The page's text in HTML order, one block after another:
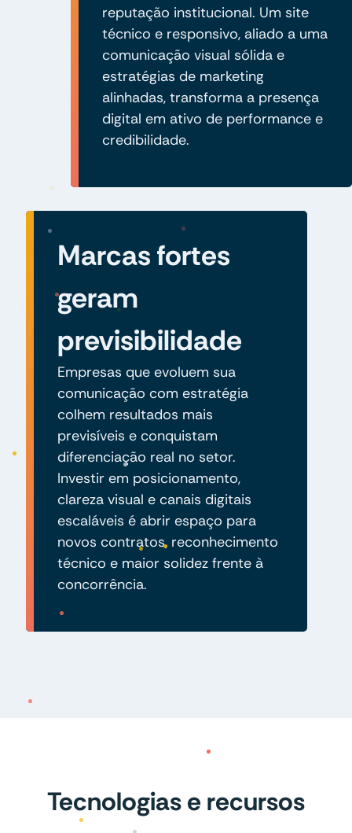
reputação institucional. Um site
técnico e responsivo, aliado a uma
comunicação visual sólida e
estratégias de marketing
alinhadas, transforma a presença
digital em ativo de performance e
credibilidade.
Marcas fortes
geram
previsibilidade
Empresas que evoluem sua
comunicação com estratégia
colhem resultados mais
previsíveis e conquistam
diferenciação real no setor.
Investir em posicionamento,
clareza visual e canais digitais
escaláveis é abrir espaço para
novos contratos, reconhecimento
técnico e maior solidez frente à
concorrência.
Tecnologias e recursos